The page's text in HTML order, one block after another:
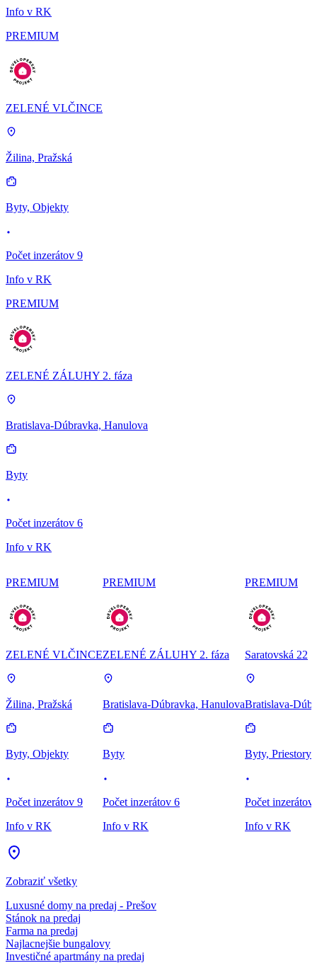
Info v RK
PREMIUM
ZELENÉ VLČINCE
Žilina, Pražská
Byty, Objekty
Počet inzerátov 9
Info v RK
PREMIUM
ZELENÉ ZÁLUHY 2. fáza
Bratislava-Dúbravka, Hanulova
Byty
Počet inzerátov 6
Info v RK
PREMIUM
ZELENÉ VLČINCE
Žilina, Pražská
Byty, Objekty
Počet inzerátov 9
Info v RK
PREMIUM
ZELENÉ ZÁLUHY 2. fáza
Bratislava-Dúbravka, Hanulova
Byty
Počet inzerátov 6
Info v RK
PREMIUM
Saratovská 22
Bratislava-
Byty, Priestory
Počet inzerátov
Info v RK
Zobraziť všetky
Luxusné domy na predaj - Prešov
Stánok na predaj
Farma na predaj
Najlacnejšie bungalovy
Investičné apartmány na predaj